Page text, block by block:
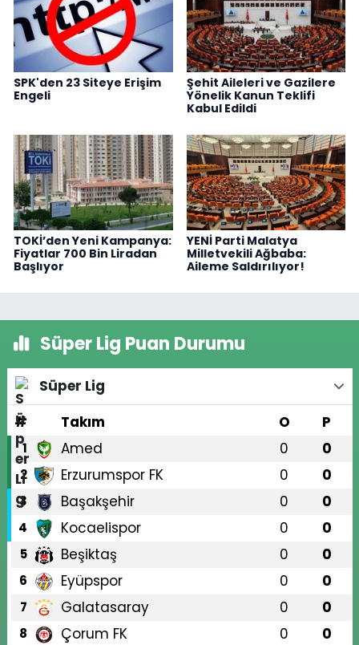
SPK'den 23 Siteye Erişim
Engeli
Şehit Aileleri ve Gazilere
Yönelik Kanun Teklifi
Kabul Edildi
TOKİ’den Yeni Kampanya:
Fiyatlar 700 Bin Liradan
Başlıyor
YENİ Parti Malatya
Milletvekili Ağbaba:
Aileme Saldırılıyor!
Süper Lig Puan Durumu
Süper Lig
#
Takım O P
1 Amed 0 0
2 Erzurumspor FK 0 0
3 Başakşehir 0 0
4 Kocaelispor 0 0
5 Beşiktaş 0 0
6 Eyüpspor 0 0
7 Galatasaray 0 0
8 Çorum FK 0 0